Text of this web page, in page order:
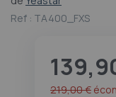
Ref : TA400_FXS
Prix
219,00 €
au
début